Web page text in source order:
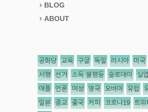
BLOG
ABOUT
공화당 교육 구글 독일 러시아 미국
서평 선거 소득 불평등 슬로데이 실
애플 언론 여성 영국 오바마 유럽
일본 종교 중국 커피 코로나19 트위